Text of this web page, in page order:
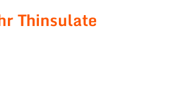
Thinsulate